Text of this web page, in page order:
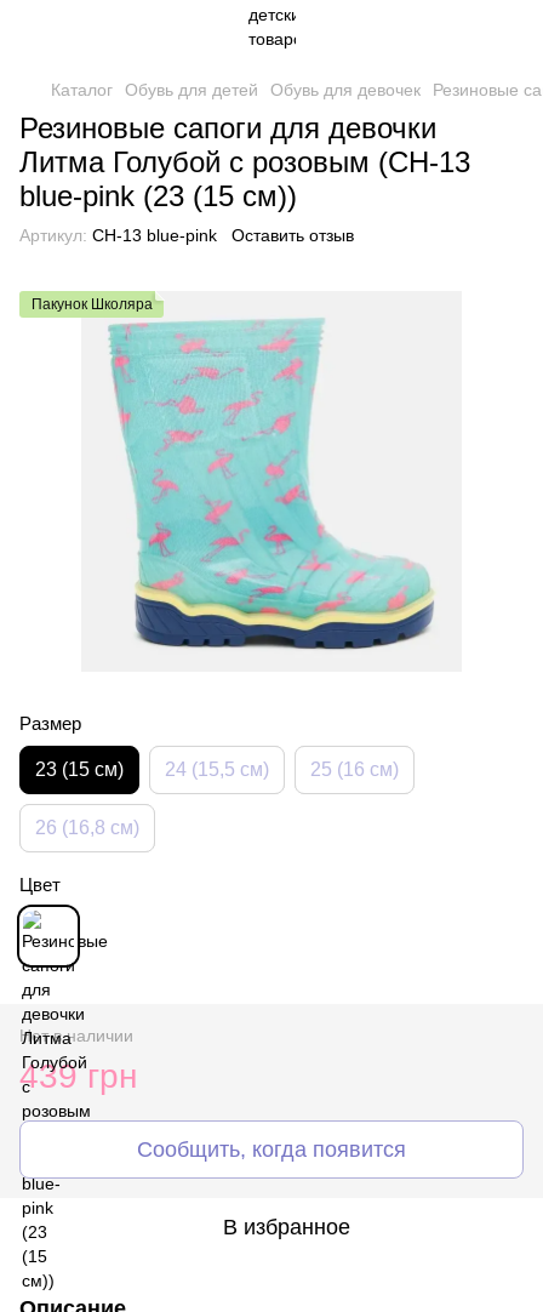
Каталог Обувь для детей Обувь для девочек Резиновые
Резиновые сапоги для девочки
Литма Голубой с розовым (CH-13
blue-pink (23 (15 см))
Артикул: CH-13 blue-pink Оставить отзыв
Пакунок Школяра
Размер
23 (15 см) 24 (15,5 см) 25 (16 см)
26 (16,8 см)
Цвет
Нет в наличии
439 грн
Сообщить, когда появится
В избранное